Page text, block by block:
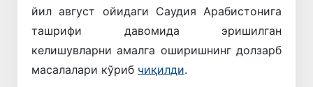
йил август ойидаги Саудия Арабистонига
ташрифи давомида эришилган
келишувларни амалга оширишнинг долзарб
масалалари кўриб чиқилди.